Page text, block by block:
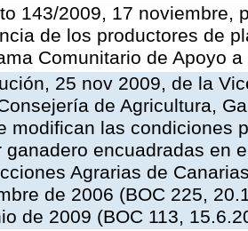
143/2009, 17 noviembre,
de los productores de
Comunitario de Apoyo
25 nov 2009, de la
de Agricultura,
modifican las condiciones
ganadero encuadradas en
Agrarias de
de 2006 (BOC 225,
de 2009 (BOC 113,